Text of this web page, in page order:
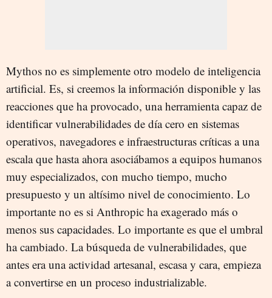
Mythos no es simplemente otro modelo de inteligencia
artificial. Es, si creemos la información disponible y las
reacciones que ha provocado, una herramienta capaz de
identificar vulnerabilidades de día cero en sistemas
operativos, navegadores e infraestructuras críticas a una
escala que hasta ahora asociábamos a equipos humanos
muy especializados, con mucho tiempo, mucho
presupuesto y un altísimo nivel de conocimiento. Lo
importante no es si Anthropic ha exagerado más o
menos sus capacidades. Lo importante es que el umbral
ha cambiado. La búsqueda de vulnerabilidades, que
antes era una actividad artesanal, escasa y cara, empieza
a convertirse en un proceso industrializable.